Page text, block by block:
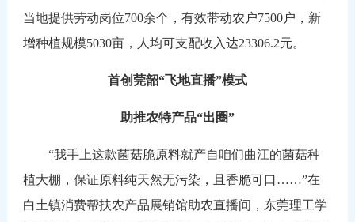
当地提供劳动岗位700余个，有效带动农户7500户，新
增种植规模5030亩，人均可支配收入达23306.2元。
首创莞韶“飞地直播”模式
助推农特产品“出圈”
“我手上这款菌菇脆原料就产自咱们曲江的菌菇种
植大棚，保证原料纯天然无污染，且香脆可口……”在
白土镇消费帮扶农产品展销馆助农直播间，东莞理工学